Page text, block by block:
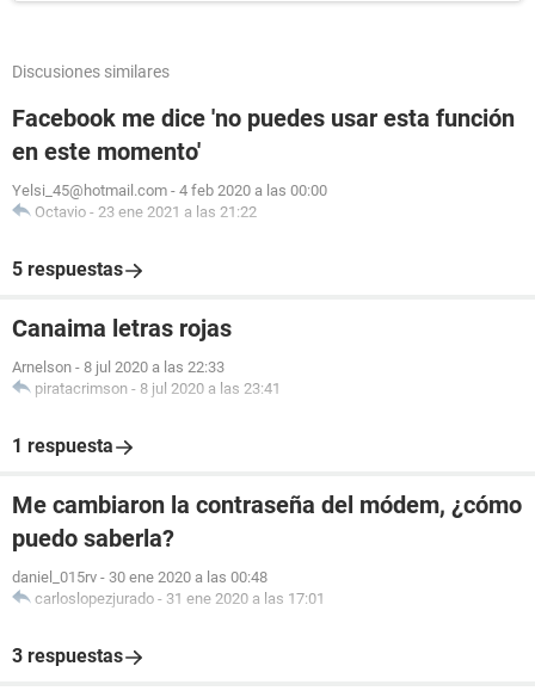
Discusiones similares
Facebook me dice 'no puedes usar esta función
en este momento'
Yelsi_45@hotmail.com - 4 feb 2020 a las 00:00
Octavio - 23 ene 2021 a las 21:22
5 respuestas
Canaima letras rojas
Arnelson - 8 jul 2020 a las 22:33
piratacrimson - 8 jul 2020 a las 23:41
1 respuesta
Me cambiaron la contraseña del módem, ¿cómo
puedo saberla?
daniel_015rv - 30 ene 2020 a las 00:48
carloslopezjurado - 31 ene 2020 a las 17:01
3 respuestas